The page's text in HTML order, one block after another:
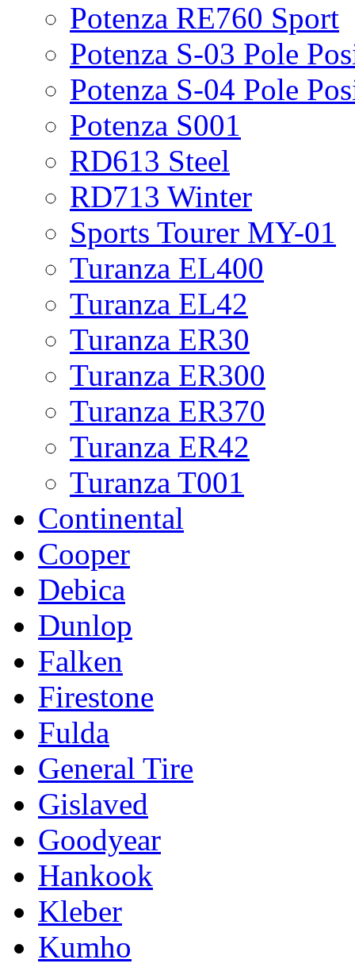
Potenza RE760 Sport
Potenza S-03 Pole
Potenza S-04 Pole
Potenza S001
RD613 Steel
RD713 Winter
Sports Tourer MY-01
Turanza EL400
Turanza EL42
Turanza ER30
Turanza ER300
Turanza ER370
Turanza ER42
Turanza T001
Continental
Cooper
Debica
Dunlop
Falken
Firestone
Fulda
General Tire
Gislaved
Goodyear
Hankook
Kleber
Kumho